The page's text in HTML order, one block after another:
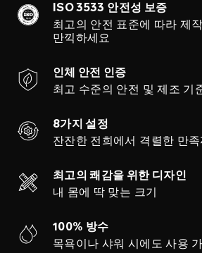
ISO 3533 안전성 보증
최고의 안전 표준에 따라 제
만끽하세요
인체 안전 인증
최고 수준의 안전 및 제조 기
8가지 설정
잔잔한 전희에서 격렬한 만족
최고의 쾌감을 위한 디자인
내 몸에 딱 맞는 크기
100% 방수
목욕이나 샤워 시에도 사용